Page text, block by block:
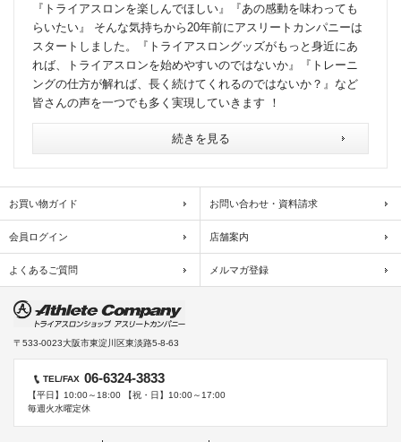
『トライアスロンを楽しんでほしい』『あの感動を味わっても
らいたい』 そんな気持ちから20年前にアスリートカンパニーは
スタートしました。『トライアスロングッズがもっと身近にあ
れば、トライアスロンを始めやすいのではないか』『トレーニ
ングの仕方が解れば、長く続けてくれるのではないか？』など
皆さんの声を一つでも多く実現していきます ！
続きを見る
お買い物ガイド お問い合わせ・資料請求
会員ログイン 店舗案内
よくあるご質問 メルマガ登録
〒533-0023大阪市東淀川区東淡路5-8-63
TEL/FAX 06-6324-3833
【平日】10:00～18:00 【祝・日】10:00～17:00
毎週火水曜定休